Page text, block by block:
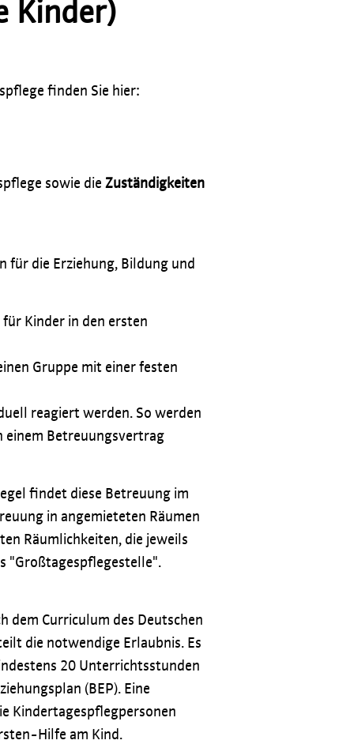
Kinder)
finden Sie hier:
sowie die Zuständigkeiten
für die Erziehung, Bildung und
Kinder in den ersten
Gruppe mit einer festen
reagiert werden. So werden
einem Betreuungsvertrag
findet diese Betreuung im
in angemieteten Räumen
Räumlichkeiten, die jeweils
"Großtagespflegestelle".
dem Curriculum des Deutschen
die notwendige Erlaubnis. Es
20 Unterrichtsstunden
(BEP). Eine
Kindertagespflegpersonen
Hilfe am Kind.